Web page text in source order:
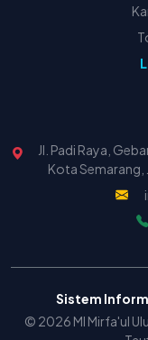
Jl. Padi Raya,
Kota Semarang,
Sistem
© 2026 MI Mirfa'ul